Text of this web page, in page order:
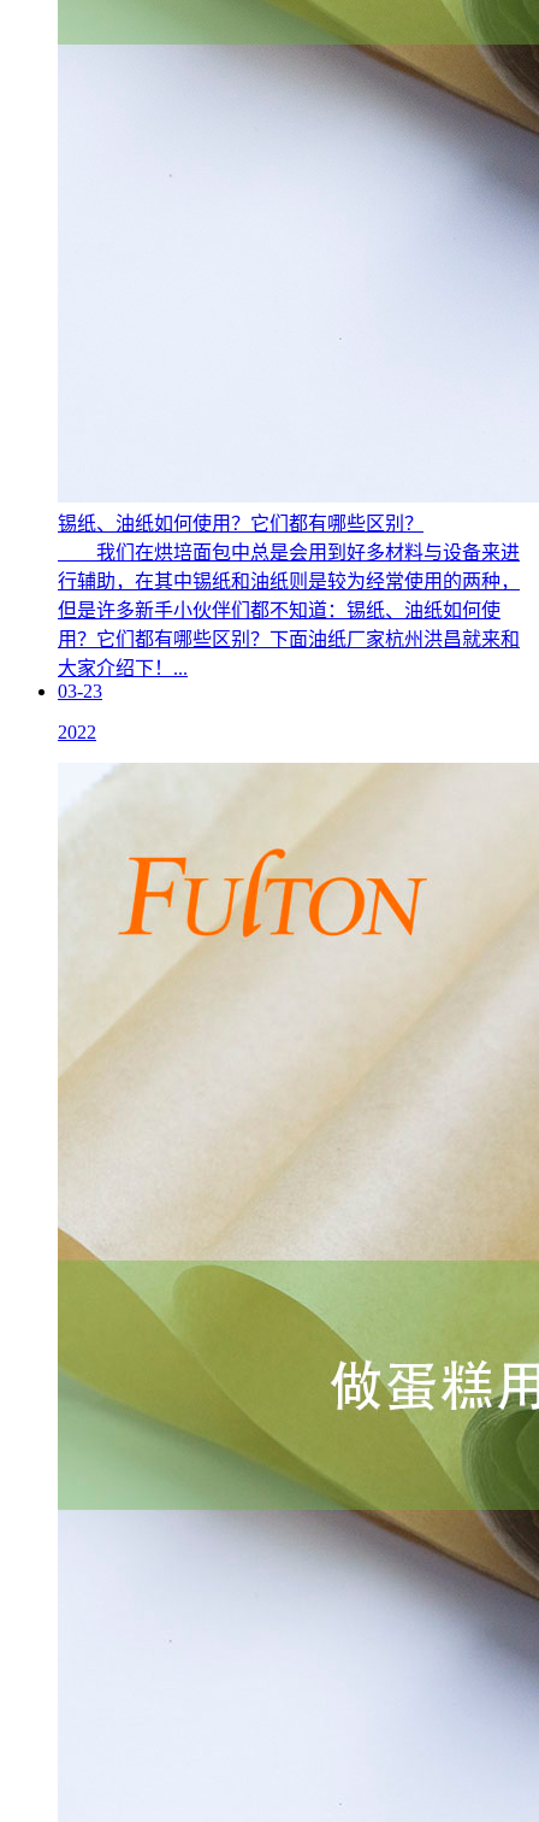
锡纸、油纸如何使用？它们都有哪些区别？
我们在烘培面包中总是会用到好多材料与设备来进
行辅助，在其中锡纸和油纸则是较为经常使用的两种，
但是许多新手小伙伴们都不知道：锡纸、油纸如何使
用？它们都有哪些区别？下面油纸厂家杭州洪昌就来和
大家介绍下！...
03-23
2022